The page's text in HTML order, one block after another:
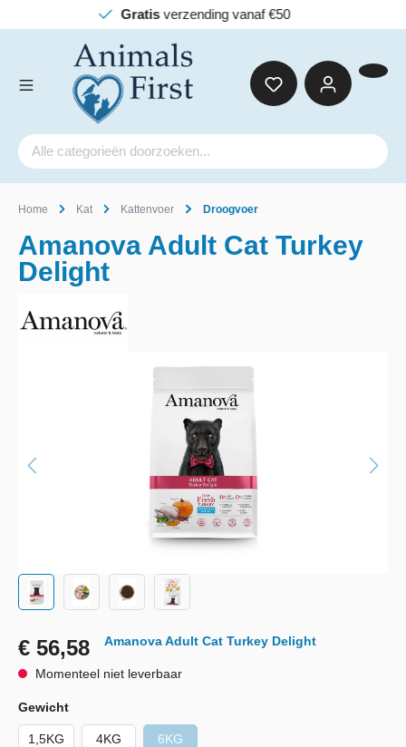
verzending vanaf €50
Home Kat Kattenvoer Droogvoer
Amanova Adult Cat Turkey
Delight
€ 56,58 Amanova Adult Cat Turkey Delight
Momenteel niet leverbaar
Gewicht
1,5KG 4KG 6KG